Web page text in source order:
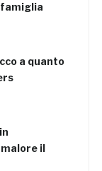
a quanto
il